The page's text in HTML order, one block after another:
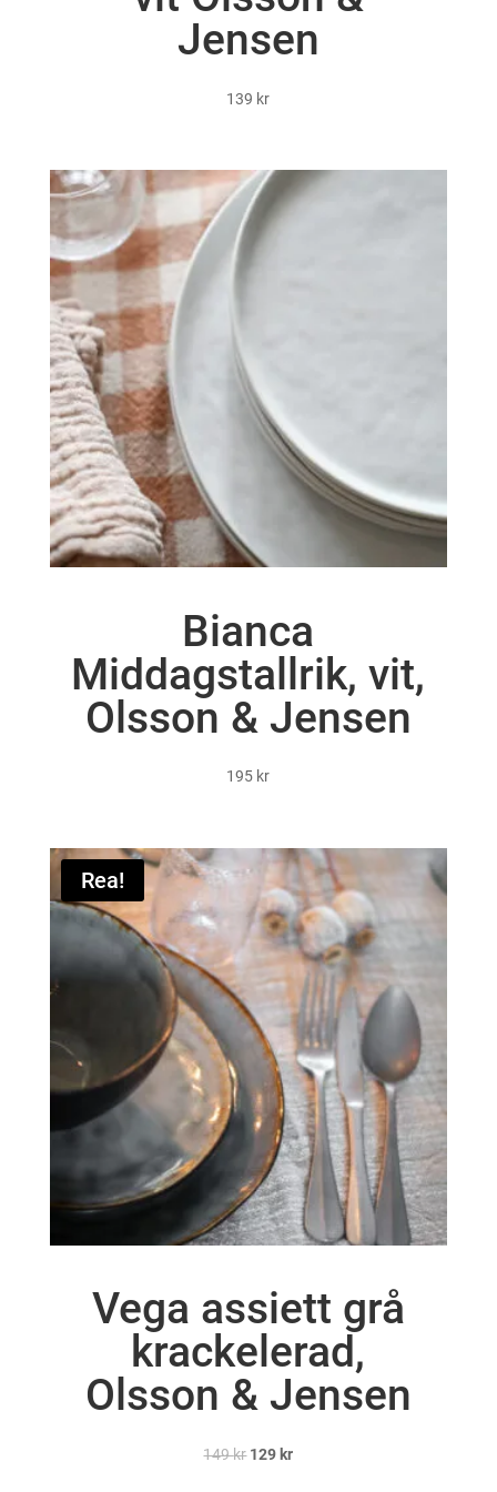
Jensen
139 kr
Bianca
Middagstallrik, vit,
Olsson & Jensen
195 kr
Rea!
Vega assiett grå
krackelerad,
Olsson & Jensen
149kr Det
129 krDet